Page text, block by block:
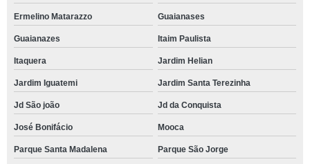
Ermelino Matarazzo Guaianases
Guaianazes Itaim Paulista
Itaquera Jardim Helian
Jardim Iguatemi Jardim Santa Terezinha
Jd São joão Jd da Conquista
José Bonifácio Mooca
Parque Santa Madalena Parque São Jorge